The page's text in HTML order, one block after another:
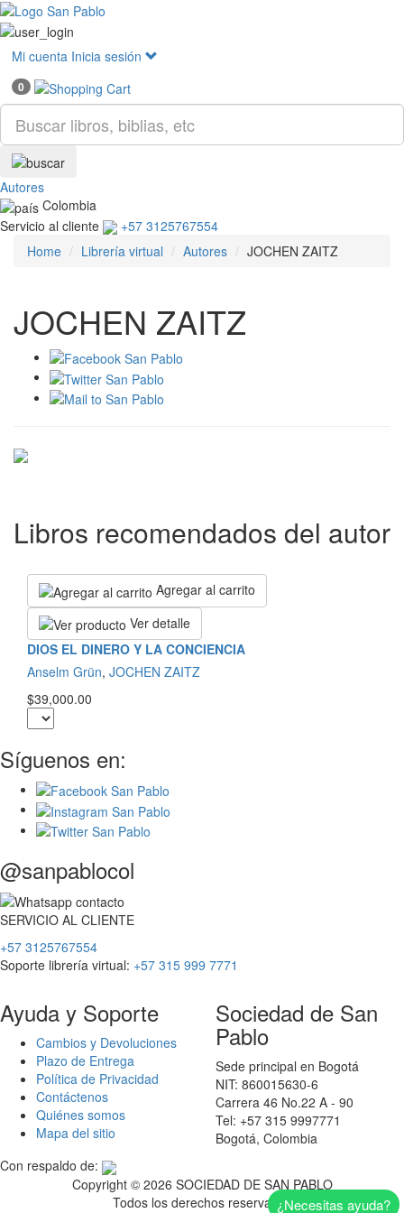
Mi cuenta Inicia sesión
0
Autores
Colombia
Servicio al cliente
+57 3125767554
Home
Librería virtual Autores JOCHEN ZAITZ
JOCHEN ZAITZ
Libros recomendados del autor
Agregar al carrito
Ver detalle
DIOS EL DINERO Y LA CONCIENCIA
Anselm Grün, JOCHEN ZAITZ
$39,000.00
Síguenos en:
@sanpablocol
SERVICIO AL CLIENTE
+57 3125767554
Soporte librería virtual: +57 315 999 7771
Ayuda y Soporte
Cambios y Devoluciones
Plazo de Entrega
Política de Privacidad
Contáctenos
Quiénes somos
Mapa del sitio
Sociedad de San
Pablo
Sede principal en Bogotá
NIT: 860015630-6
Carrera 46 No.22 A - 90
Tel: +57 315 9997771
Bogotá, Colombia
Con respaldo de:
Copyright © 2026 SOCIEDAD DE SAN PABLO
Todos los derechos reservados¿Necesitas ayuda?